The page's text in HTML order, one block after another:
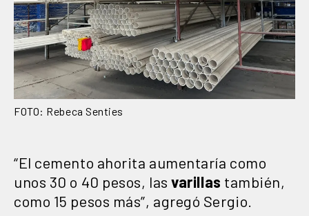
FOTO: Rebeca Senties
“El cemento ahorita aumentaría como
unos 30 o 40 pesos, lasvarillas también,
como 15 pesos más”, agregó Sergio.